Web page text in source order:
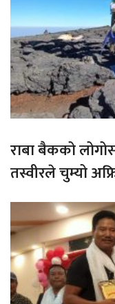
राबा बैकको
तस्वीरले चुम्यो